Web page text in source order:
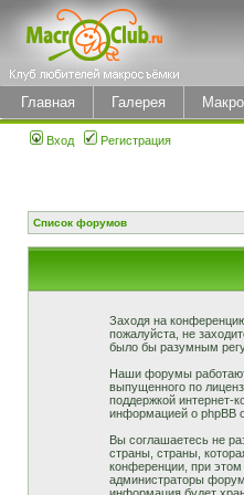
Главная Галерея
Вход Регистрация
Список форумов
Заходя на
пожалуйста, не
было бы разумным
Наши форумы работают
выпущенного по
поддержкой интернет-
информацией о phpBB
Вы соглашаетесь не
страны, страны,
конференции, при
администраторы